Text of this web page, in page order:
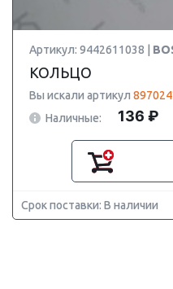
Артикул: 9442611038 |
КОЛЬЦО
Вы искали артикул
Наличные:
136 ₽
Срок поставки: В наличии